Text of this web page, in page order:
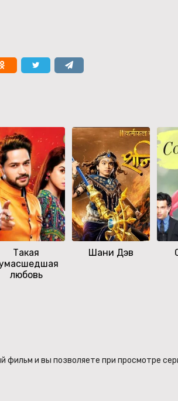
Такая
любовь
Шани Дэв
и вы позволяете при просмотре